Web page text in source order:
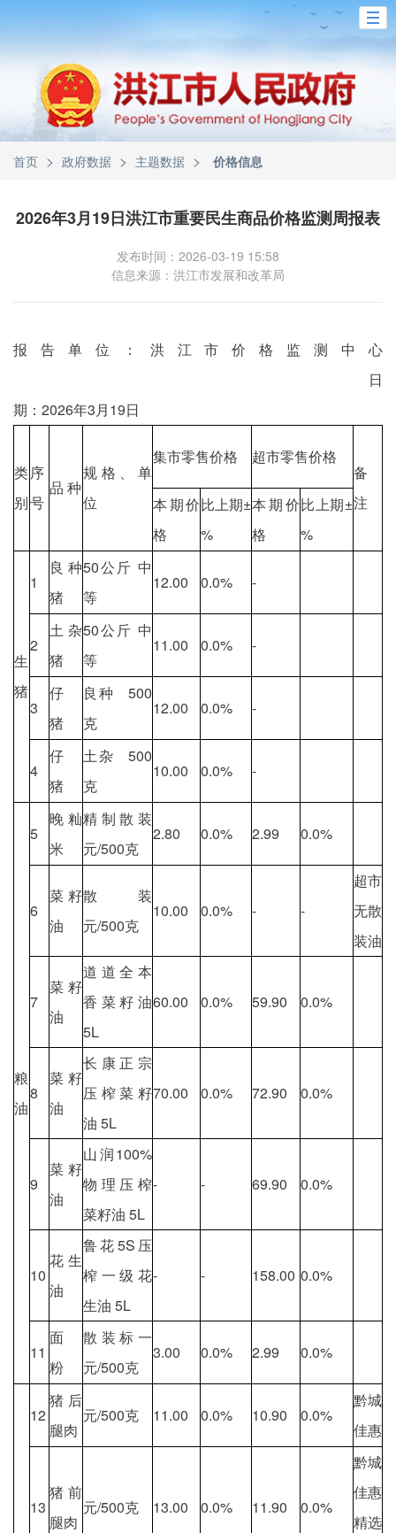
首页 > 政府数据 > 主题数据 > 价格信息
2026年3月19日洪江市重要民生商品价格监测周报表
发布时间：2026-03-19 15:58
信息来源：洪江市发展和改革局
报告单位：洪江市价格监测中心
日
期：2026年3月19日
类
别
序
号
品 种
规格、单
位
集市零售价格 超市零售价格
备
注
本期价
格
比上期±
%
本期价
格
比上期±
%
生
猪
1
良种
猪
50公斤 中
等
12.00 0.0% -
2
土杂
猪
50公斤 中
等
11.00 0.0% -
3
仔
猪
良种 500
克
12.00 0.0% -
4
仔
猪
土杂 500
克
10.00 0.0% -
粮
油
5
晚籼
米
精制散装
元/500克
2.80 0.0% 2.99 0.0%
6
菜籽
油
散装
元/500克
10.00 0.0% - -
超市
无散
装油
7
菜籽
油
道道全本
香菜籽油
5L
60.00 0.0% 59.90 0.0%
8
菜籽
油
长康正宗
压榨菜籽
油 5L
70.00 0.0% 72.90 0.0%
9
菜籽
油
山润100%
物理压榨
菜籽油 5L
- - 69.90 0.0%
10
花生
油
鲁花5S压
榨一级花
生油 5L
- - 158.00 0.0%
11
面
粉
散装标一
元/500克
3.00 0.0% 2.99 0.0%
12
猪后
腿肉
元/500克 11.00 0.0% 10.90 0.0%
黔城
佳惠
13
猪前
腿肉
元/500克 13.00 0.0% 11.90 0.0%
黔城
佳惠
精选